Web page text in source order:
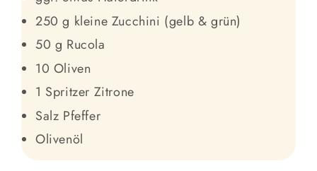
250 g kleine Zucchini (gelb & grün)
50 g Rucola
10 Oliven
1 Spritzer Zitrone
Salz Pfeffer
Olivenöl